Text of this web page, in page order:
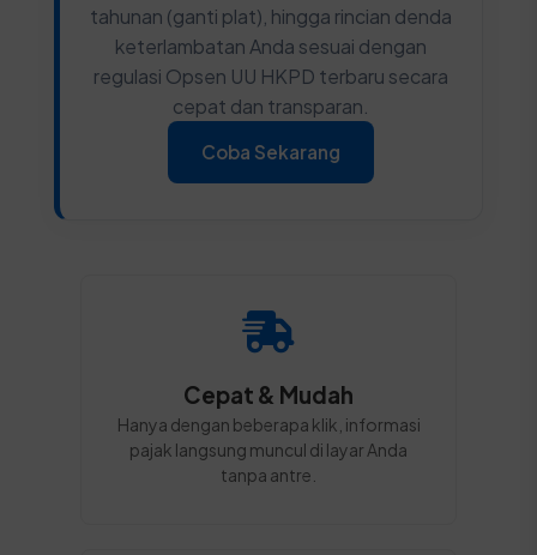
tahunan (ganti plat), hingga rincian denda
keterlambatan Anda sesuai dengan
regulasi Opsen UU HKPD terbaru secara
cepat dan transparan.
Coba Sekarang
Cepat & Mudah
Hanya dengan beberapa klik, informasi
pajak langsung muncul di layar Anda
tanpa antre.